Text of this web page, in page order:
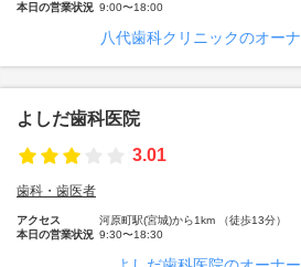
本日の営業状況 9:00〜18:00
八代歯科クリニックのオー
よしだ歯科医院
3.01
歯科・歯医者
アクセス
河原町駅(宮城)から1km （徒歩13分）
本日の営業状況 9:30〜18:30